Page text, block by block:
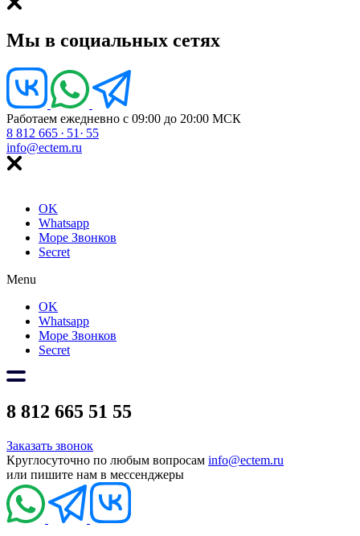
Мы в социальных сетях
Работаем ежедневно с 09:00 до 20:00 МСК
8 812 665 · 51 · 55
info@ectem.ru
OK
Whatsapp
Море Звонков
Secret
Menu
OK
Whatsapp
Море Звонков
Secret
8 812 665 51 55
Заказать звонок
Круглосуточно по любым вопросам info@ectem.ru
или пишите нам в мессенджеры